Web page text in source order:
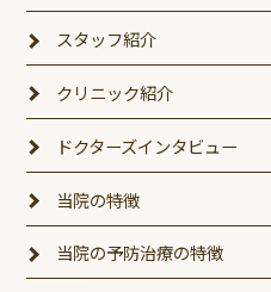
スタッフ紹介
クリニック紹介
ドクターズインタビュー
当院の特徴
当院の予防治療の特徴